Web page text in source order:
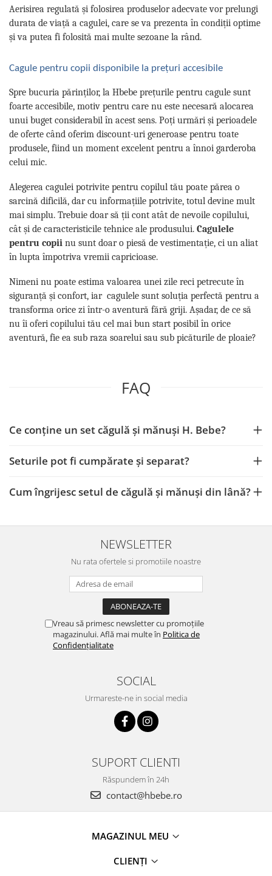
Aerisirea regulată și folosirea produselor adecvate vor prelungi
durata de viață a cagulei, care se va prezenta în condiții optime
și va putea fi folosită mai multe sezoane la rând.
Cagule pentru copii disponibile la prețuri accesibile
Spre bucuria părinților, la Hbebe prețurile pentru cagule sunt
foarte accesibile, motiv pentru care nu este necesară alocarea
unui buget considerabil în acest sens. Poți urmări și perioadele
de oferte când oferim discount-uri generoase pentru toate
produsele, fiind un moment excelent pentru a înnoi garderoba
celui mic.
Alegerea cagulei potrivite pentru copilul tău poate părea o
sarcină dificilă, dar cu informațiile potrivite, totul devine mult
mai simplu. Trebuie doar să ții cont atât de nevoile copilului,
cât și de caracteristicile tehnice ale produsului. Cagulele
pentru copii nu sunt doar o piesă de vestimentație, ci un aliat
în lupta împotriva vremii capricioase.
Nimeni nu poate estima valoarea unei zile reci petrecute în
siguranță și confort, iar cagulele sunt soluția perfectă pentru a
transforma orice zi într-o aventură fără griji. Așadar, de ce să
nu îi oferi copilului tău cel mai bun start posibil în orice
aventură, fie ea sub raza soarelui sau sub picăturile de ploaie?
FAQ
Ce conține un set căgulă și mănuși H. Bebe?
Seturile pot fi cumpărate și separat?
Cum îngrijesc setul de căgulă și mănuși din lână?
NEWSLETTER
Nu rata ofertele si promotiile noastre
Vreau să primesc newsletter cu promoțiile
magazinului. Află mai multe în Politica de
Confidențialitate
SOCIAL
Urmareste-ne in social media
SUPORT CLIENTI
Răspundem în 24h
contact@hbebe.ro
MAGAZINUL MEU
CLIENȚI